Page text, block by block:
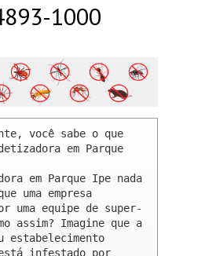
1000
você sabe o que
em Parque
em Parque Ipe nada
uma empresa
uma equipe de super-
assim? Imagine que a
estabelecimento
infestado por